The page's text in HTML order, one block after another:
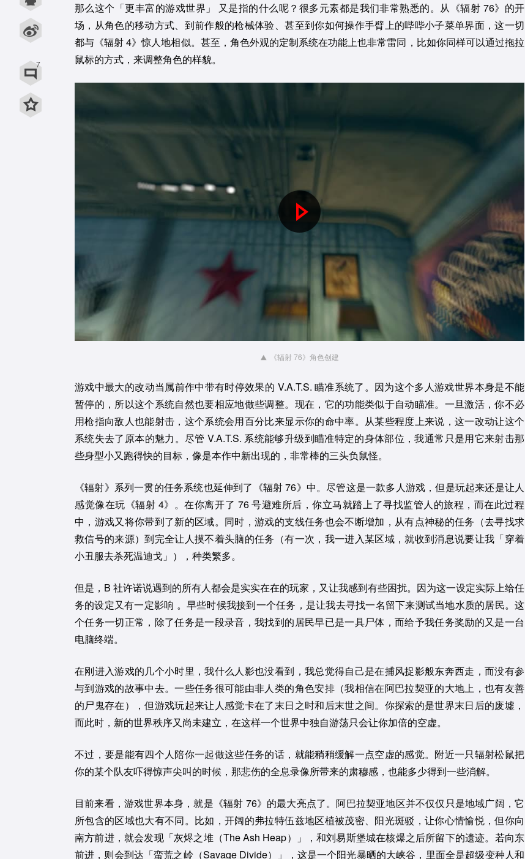
那么这个「更丰富的游戏世界」 又是指的什么呢？很多元素都是我们非常熟悉的。从《辐射 76》的开
场，从角色的移动方式、到前作般的枪械体验、甚至到你如何操作手臂上的哔哔小子菜单界面，这一切
都与《辐射 4》惊人地相似。甚至，角色外观的定制系统在功能上也非常雷同，比如你同样可以通过拖拉
鼠标的方式，来调整角色的样貌。
P
a
y
V
i
d
e
o
《辐射 76》角色创建
游戏中最大的改动当属前作中带有时停效果的 V.A.T.S. 瞄准系统了。因为这个多人游戏世界本身是不能
暂停的，所以这个系统自然也要相应地做些调整。现在，它的功能类似于自动瞄准。一旦激活，你不必
用枪指向敌人也能射击，这个系统会用百分比来显示你的命中率。从某些程度上来说，这一改动让这个
系统失去了原本的魅力。尽管 V.A.T.S. 系统能够升级到瞄准特定的身体部位，我通常只是用它来射击那
些身型小又跑得快的目标，像是本作中新出现的，非常棒的三头负鼠怪。
《辐射》系列一贯的任务系统也延伸到了《辐射 76》中。尽管这是一款多人游戏，但是玩起来还是让人
感觉像在玩《辐射 4》。在你离开了 76 号避难所后，你立马就踏上了寻找监管人的旅程，而在此过程
中，游戏又将你带到了新的区域。同时，游戏的支线任务也会不断增加，从有点神秘的任务（去寻找求
救信号的来源）到完全让人摸不着头脑的任务（有一次，我一进入某区域，就收到消息说要让我「穿着
小丑服去杀死温迪戈」），种类繁多。
但是，B 社许诺说遇到的所有人都会是实实在在的玩家，又让我感到有些困扰。因为这一设定实际上给任
务的设定又有一定影响 。早些时候我接到一个任务，是让我去寻找一名留下来测试当地水质的居民。这
个任务一切正常，除了任务是一段录音，我找到的居民早已是一具尸体，而给予我任务奖励的又是一台
电脑终端。
在刚进入游戏的几个小时里，我什么人影也没看到，我总觉得自己是在捕风捉影般东奔西走，而没有参
与到游戏的故事中去。一些任务很可能由非人类的角色安排（我相信在阿巴拉契亚的大地上，也有友善
的尸鬼存在），但游戏玩起来让人感觉卡在了末日之时和后末世之间。你探索的是世界末日后的废墟，
而此时，新的世界秩序又尚未建立，在这样一个世界中独自游荡只会让你加倍的空虚。
不过，要是能有四个人陪你一起做这些任务的话，就能稍稍缓解一点空虚的感觉。附近一只辐射松鼠把
你的某个队友吓得惊声尖叫的时候，那悲伤的全息录像所带来的肃穆感，也能多少得到一些消解。
目前来看，游戏世界本身，就是《辐射 76》的最大亮点了。阿巴拉契亚地区并不仅仅只是地域广阔，它
所包含的区域也大有不同。比如，开阔的弗拉特伍兹地区植被茂密、阳光斑驳，让你心情愉悦，但你向
南方前进，就会发现「灰烬之堆（The Ash Heap）」，和刘易斯堡城在核爆之后所留下的遗迹。若向东
前进，则会到达「蛮荒之岭（Savage Divide）」，这是一个阳光暴晒的大峡谷，里面全是超级变种人和
用微信扫描二维码
7